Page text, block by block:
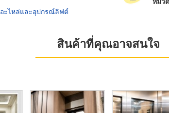
อะไหล่และอุปกรณ์ลิฟต์
สินค้าที่คุณอาจสนใจ